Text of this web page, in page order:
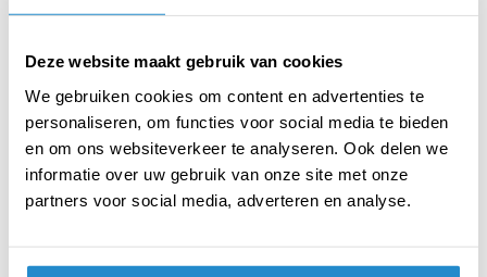
Deze website maakt gebruik van cookies
We gebruiken cookies om content en advertenties te
personaliseren, om functies voor social media te bieden
en om ons websiteverkeer te analyseren. Ook delen we
informatie over uw gebruik van onze site met onze
partners voor social media, adverteren en analyse.
Kunstmatige
intelligentie doet
meer goed dan kwaad